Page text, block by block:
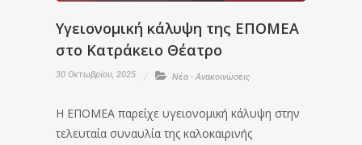
Υγειονομική κάλυψη της ΕΠΟΜΕΑ
στο Κατράκειο Θέατρο
30 Οκτωβρίου, 2025 Νέα - Ανακοινώσεις
Η ΕΠΟΜΕΑ παρείχε υγειονομική κάλυψη στην
τελευταία συναυλία της καλοκαιρινής